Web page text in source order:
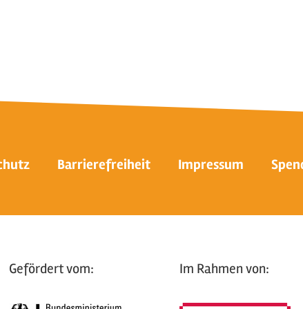
Barrierefreiheit Impressum
Gefördert vom: Im Rahmen von: